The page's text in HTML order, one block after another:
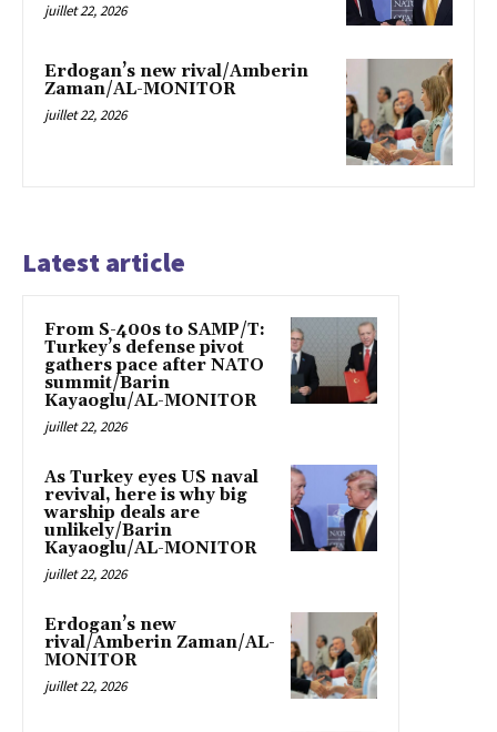
juillet 22, 2026
Erdogan’s new rival/Amberin
Zaman/AL-MONITOR
juillet 22, 2026
Latest article
From S-400s to SAMP/T:
Turkey’s defense pivot
gathers pace after NATO
summit/Barin
Kayaoglu/AL-MONITOR
juillet 22, 2026
As Turkey eyes US naval
revival, here is why big
warship deals are
unlikely/Barin
Kayaoglu/AL-MONITOR
juillet 22, 2026
Erdogan’s new
rival/Amberin Zaman/AL-
MONITOR
juillet 22, 2026